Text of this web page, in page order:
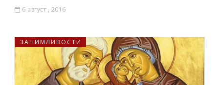
6 август , 2016
ЗАНИМЛИВОСТИ